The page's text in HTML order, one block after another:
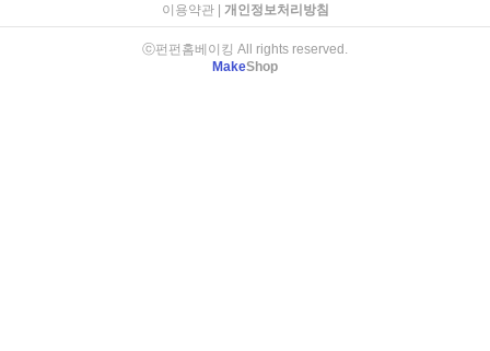
이용약관| 개인정보처리방침
ⓒ펀펀홈베이킹 All rights reserved.
MakeShop